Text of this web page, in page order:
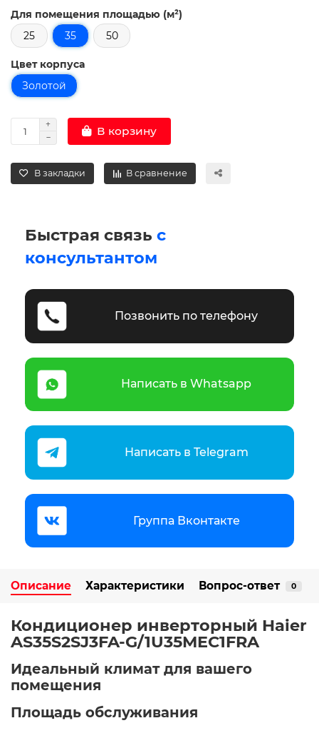
Для помещения площадью (м²)
25
35 50
Цвет корпуса
Золотой
В корзину
В закладки В сравнение
Быстрая связь с
консультантом
Позвонить по телефону
Написать в Whatsapp
Написать в Telegram
Группа Вконтакте
Описание Характеристики Вопрос-ответ 0
Кондиционер инверторный Haier
AS35S2SJ3FA-G/1U35MEC1FRA
Идеальный климат для вашего
помещения
Площадь обслуживания